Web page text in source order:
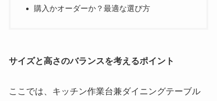
購入かオーダーか？最適な選び方
サイズと高さのバランスを考えるポイント
ここでは、キッチン作業台兼ダイニングテーブル